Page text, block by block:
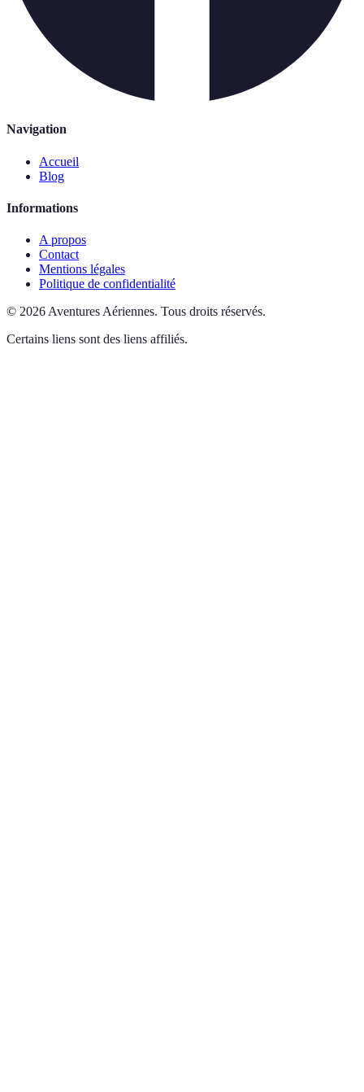
Navigation
Accueil
Blog
Informations
A propos
Contact
Mentions légales
Politique de confidentialité
© 2026 Aventures Aériennes. Tous droits réservés.
Certains liens sont des liens affiliés.